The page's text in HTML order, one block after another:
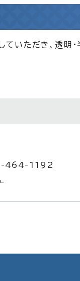
ていただき、透
464-1192